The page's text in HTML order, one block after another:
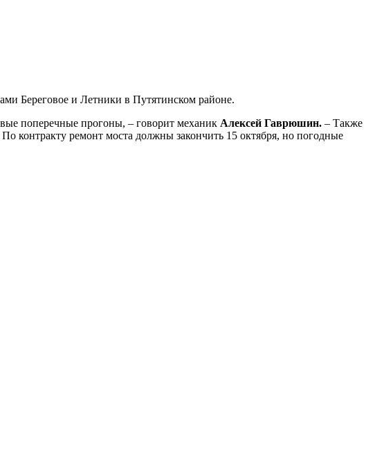
Береговое и Летники в Путятинском районе.
поперечные прогоны, – говорит механик Алексей Гаврюшин. – Также
контракту ремонт моста должны закончить 15 октября, но погодные